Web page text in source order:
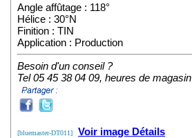
Angle affûtage : 118°
Hélice : 30°N
Finition : TIN
Application : Production
Besoin d'un conseil ?
Tel 05 45 38 04 09, heures de magasin
[bluemaster-DT011]
Voir image Détails